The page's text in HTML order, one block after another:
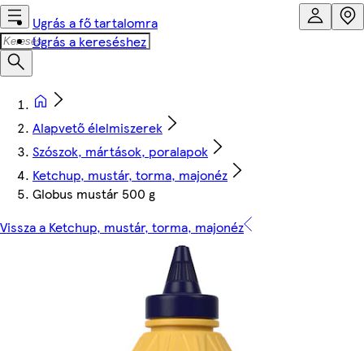
Ugrás a fő tartalomra
Ugrás a kereséshez
Alapvető élelmiszerek
Szószok, mártások, poralapok
Ketchup, mustár, torma, majonéz
Globus mustár 500 g
Vissza a Ketchup, mustár, torma, majonéz